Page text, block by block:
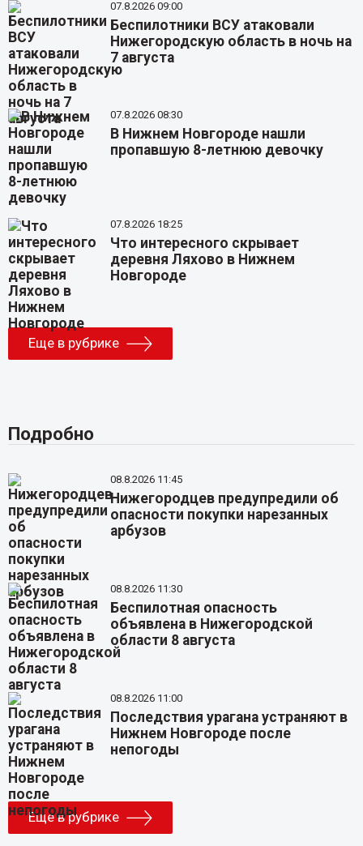
07.8.2026 09:00
Беспилотники ВСУ атаковали
Нижегородскую область в ночь на
7 августа
07.8.2026 08:30
В Нижнем Новгороде нашли
пропавшую 8-летнюю девочку
07.8.2026 18:25
Что интересного скрывает
деревня Ляхово в Нижнем
Новгороде
Еще в рубрике
Подробно
08.8.2026 11:45
Нижегородцев предупредили об
опасности покупки нарезанных
арбузов
08.8.2026 11:30
Беспилотная опасность
объявлена в Нижегородской
области 8 августа
08.8.2026 11:00
Последствия урагана устраняют в
Нижнем Новгороде после
непогоды
Еще в рубрике